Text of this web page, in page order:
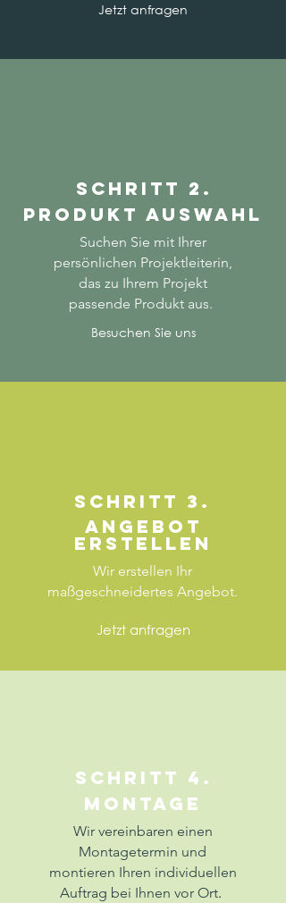
Jetzt anfragen
SCHRITT 2.
PRODUKT AUSWAHL
Suchen Sie mit Ihrer
persönlichen Projektleiterin,
das zu Ihrem Projekt
passende Produkt aus.
Besuchen Sie uns
SCHRITT 3.
ANGEBOT
ERSTELLEN
Wir erstellen Ihr
maßgeschneidertes Angebot.
Jetzt anfragen
SCHRITT 4.
MONTAGE
Wir vereinbaren einen
Montagetermin und
montieren Ihren individuellen
Auftrag bei Ihnen vor Ort.